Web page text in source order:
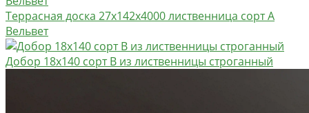
Террасная доска 27х142х4000 лиственница сорт А
Вельвет
Добор 18х140 сорт В из лиственницы строганный